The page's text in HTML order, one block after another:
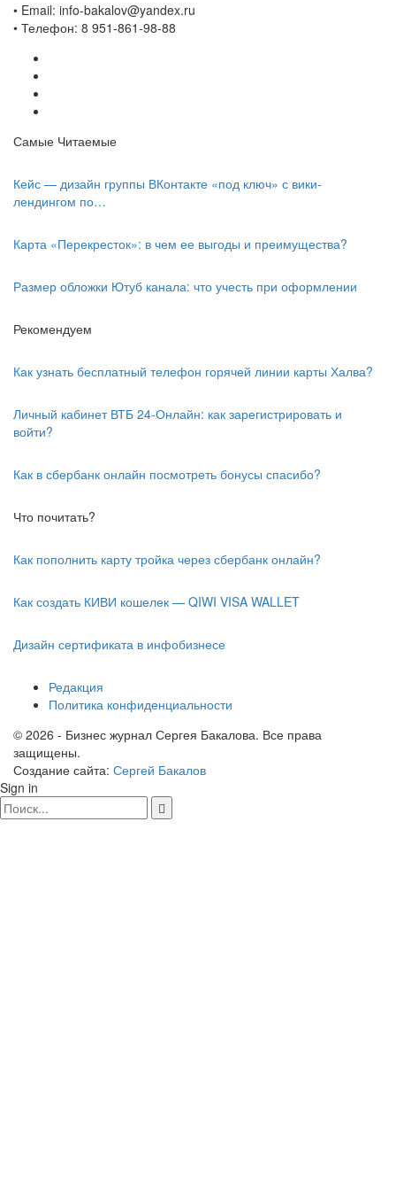
• Email: info-bakalov@yandex.ru
• Телефон: 8 951-861-98-88
Самые Читаемые
Кейс — дизайн группы ВКонтакте «под ключ» с вики-
лендингом по…
Карта «Перекресток» : в чем ее выгоды и преимущества?
Размер обложки Ютуб канала: что учесть при оформлении
Рекомендуем
Как узнать бесплатный телефон горячей линии карты Халва?
Личный кабинет ВТБ 24-Онлайн: как зарегистрировать и
войти?
Как в сбербанк онлайн посмотреть бонусы спасибо?
Что почитать?
Как пополнить карту тройка через сбербанк онлайн?
Как создать КИВИ кошелек — QIWI VISA WALLET
Дизайн сертификата в инфобизнесе
Редакция
Политика конфиденциальности
© 2026 - Бизнес журнал Сергея Бакалова. Все права
защищены.
Создание сайта: Сергей Бакалов
Sign in